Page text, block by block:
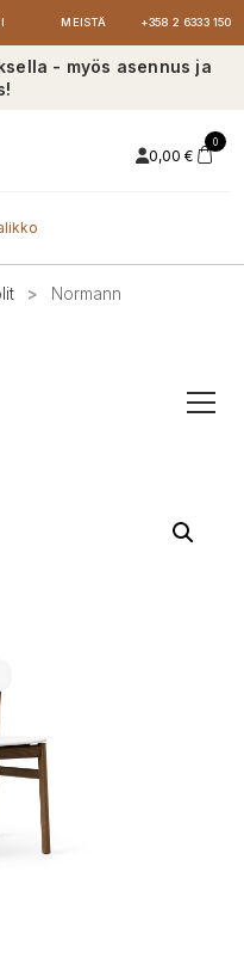
MEISTÄ +358 2 6333 150
- myös asennus ja
0,00 €
0
>
Normann